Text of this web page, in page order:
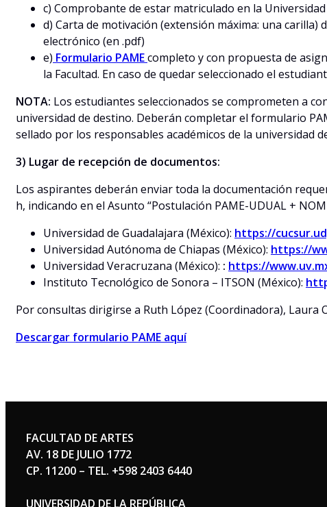
c) Comprobante de estar matriculado en la
d) Carta de motivación (extensión máxima: una
electrónico (en .pdf)
e) Formulario PAMEcompleto y con propuesta de
la Facultad. En caso de quedar seleccionado el
NOTA: Los estudiantes seleccionados se comprometen a
universidad de destino. Deberán completar el formulario
sellado por los responsables académicos de la universidad
3) Lugar de recepción de documentos:
Los aspirantes deberán enviar toda la documentación
h, indicando en el Asunto “Postulación PAME-UDUAL +
Universidad de Guadalajara (México): https://
Universidad Autónoma de Chiapas (México): https://
Universidad Veracruzana (México): : https://
Instituto Tecnológico de Sonora – ITSON (México):
Por consultas dirigirse a Ruth López (Coordinadora), Laura
Descargar formulario PAME aquí
FACULTAD DE ARTES
AV. 18 DE JULIO 1772
CP. 11200 – TEL. +598 2403 6440
UNIVERSIDAD DE LA REPÚBLICA